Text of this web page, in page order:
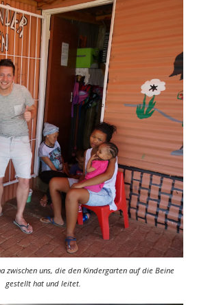
zwischen uns, die den Kindergarten auf die Beine
gestellt hat und leitet.